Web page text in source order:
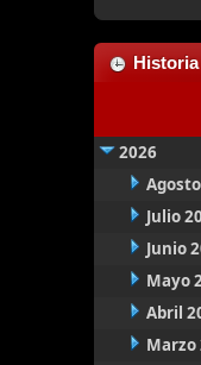
2026
Julio
Junio
Mayo
Abril
Marzo